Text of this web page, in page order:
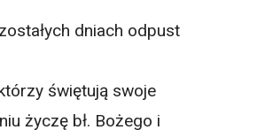
dniach odpust
świętują swoje
życzę bł. Bożego i